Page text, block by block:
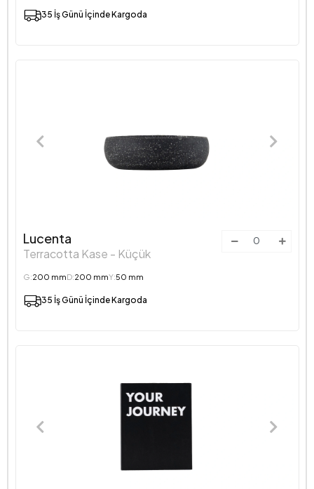
35 İş Günü İçinde Kargoda
Lucenta
Terracotta Kase - Küçük
G:200 mmD:200 mmY:50 mm
35 İş Günü İçinde Kargoda